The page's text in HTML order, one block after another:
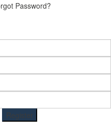
Password?
Register